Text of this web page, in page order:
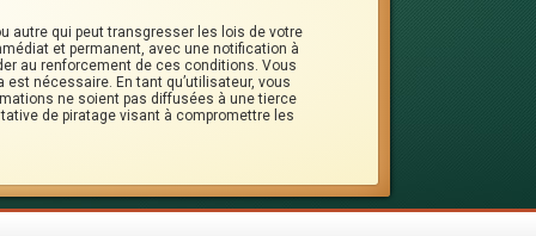
autre qui peut transgresser les lois de votre
et permanent, avec une notification à
au renforcement de ces conditions. Vous
nécessaire. En tant qu’utilisateur, vous
ne soient pas diffusées à une tierce
de piratage visant à compromettre les